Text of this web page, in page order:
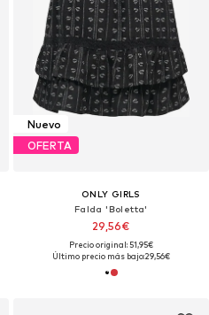
Nuevo
OFERTA
ONLY GIRLS
Falda 'Boletta'
29,56€
Precio original: 51,95€
Último precio más bajo:29,56€